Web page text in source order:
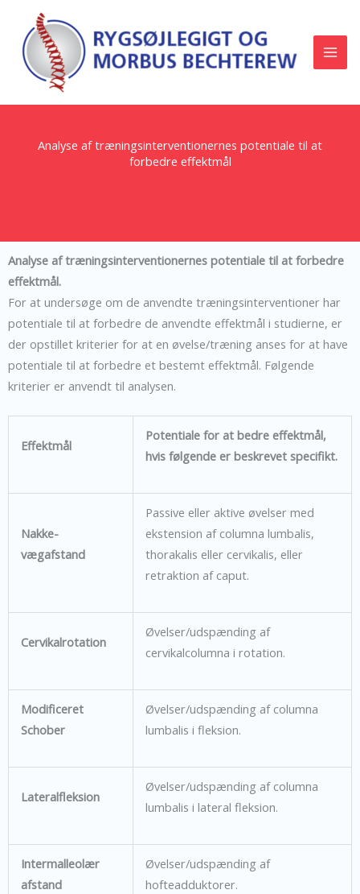
indholdet
Analyse af træningsinterventionernes potentiale til at
forbedre effektmål
Analyse af træningsinterventionernes potentiale til at forbedre
effektmål.
For at undersøge om de anvendte træningsinterventioner har
potentiale til at forbedre de anvendte effektmål i studierne, er
der opstillet kriterier for at en øvelse/træning anses for at have
potentiale til at forbedre et bestemt effektmål. Følgende
kriterier er anvendt til analysen.
Effektmål
Potentiale for at bedre effektmål,
hvis følgende er beskrevet specifikt.
Nakke-
vægafstand
Passive eller aktive øvelser med
ekstension af columna lumbalis,
thorakalis eller cervikalis, eller
retraktion af caput.
Cervikalrotation
Øvelser/udspænding af
cervikalcolumna i rotation.
Modificeret
Schober
Øvelser/udspænding af columna
lumbalis i fleksion.
Lateralfleksion
Øvelser/udspænding af columna
lumbalis i lateral fleksion.
Intermalleolær
afstand
Øvelser/udspænding af
hofteadduktorer.